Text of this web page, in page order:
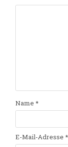
Name *
E-Mail-Adresse *